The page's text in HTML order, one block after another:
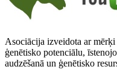
Asociācija izveidota ar
ģenētisko potenciālu,
audzēšanā un ģenētisko